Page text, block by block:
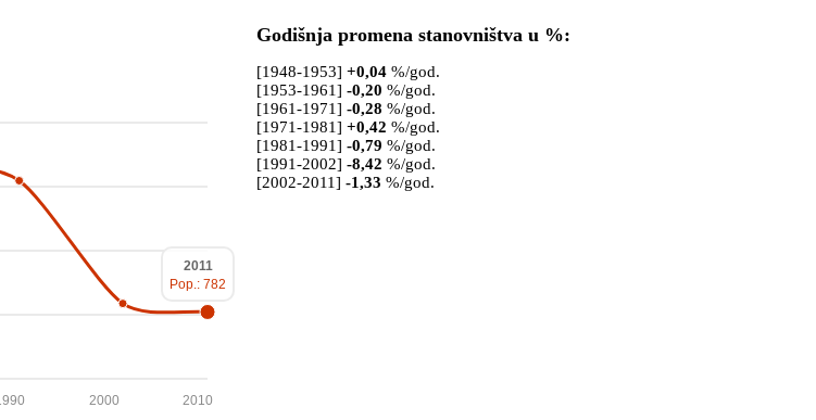
2010
2000
2011
Pop.: 782
Godišnja promena stanovništva u %:
[1948-1953] +0,04%/god.
[1953-1961] -0,20 %/god.
[1961-1971] -0,28 %/god.
[1971-1981] +0,42 %/god.
[1981-1991] -0,79 %/god.
[1991-2002] -8,42 %/god.
[2002-2011] -1,33 %/god.